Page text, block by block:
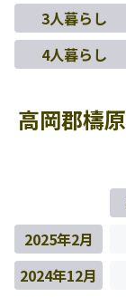
3人暮らし
4人暮らし
高岡郡檮
2025年2月
2024年12月